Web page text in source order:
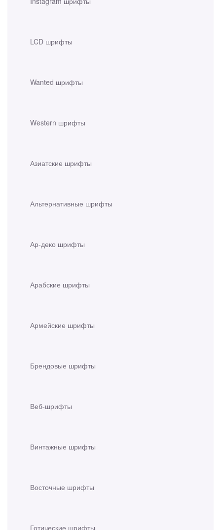
LCD шрифты
Wanted шрифты
Western шрифты
Азиатские шрифты
Альтернативные шрифты
Ар-деко шрифты
Арабские шрифты
Армейские шрифты
Брендовые шрифты
Веб-шрифты
Винтажные шрифты
Восточные шрифты
Готические шрифты